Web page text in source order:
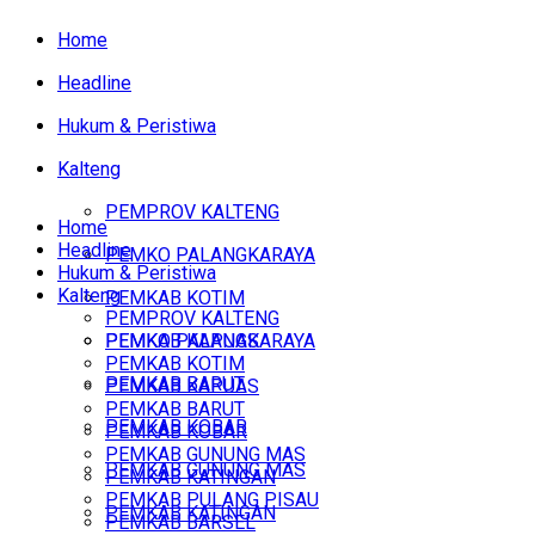
Home
Headline
Hukum & Peristiwa
Kalteng
PEMPROV KALTENG
PEMKO PALANGKARAYA
PEMKAB KOTIM
PEMKAB KAPUAS
PEMKAB BARUT
PEMKAB KOBAR
PEMKAB GUNUNG MAS
PEMKAB KATINGAN
Home
Headline
Hukum & Peristiwa
Kalteng
PEMPROV KALTENG
PEMKO PALANGKARAYA
PEMKAB KOTIM
PEMKAB KAPUAS
PEMKAB BARUT
PEMKAB KOBAR
PEMKAB GUNUNG MAS
PEMKAB KATINGAN
PEMKAB PULANG PISAU
PEMKAB BARSEL